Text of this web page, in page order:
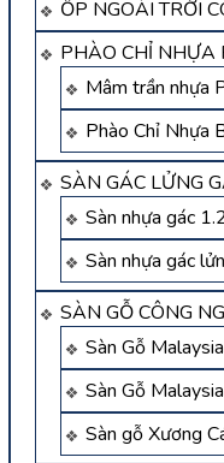
ỐP NGOÀI TRỜI
PHÀO CHỈ NHỰA
Mâm trần nhựa
Phào Chỉ Nhựa
SÀN GÁC LỬNG
Sàn nhựa gác
Sàn nhựa gác
SÀN GỖ CÔNG
Sàn Gỗ
Sàn Gỗ
Sàn gỗ Xương